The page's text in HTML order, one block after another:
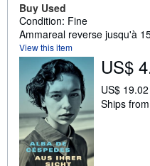
Buy Used
Condition: Fine
Ammareal reverse jusqu'à
View this item
US$
US$
Ships